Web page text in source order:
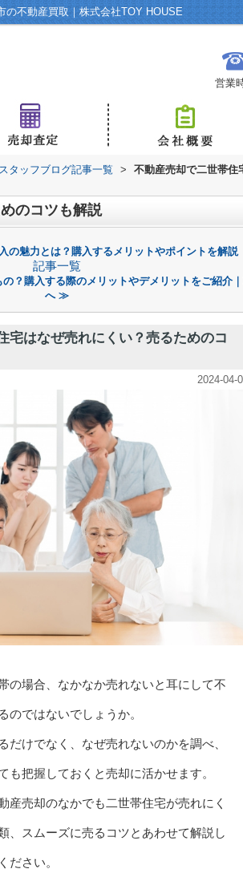
の不動産買取｜株式会社TOY HOUSE
営業
タッフブログ記事一覧 >
不動産売却で二世帯住
のコツも解説
の魅力とは？購入するメリットやポイントを解説
記事一覧
？購入する際のメリットやデメリットをご紹介
へ ≫
宅はなぜ売れにくい？売るためのコ
2024-04-
の場合、なかなか売れないと耳にして不
のではないでしょうか。
だけでなく、なぜ売れないのかを調べ、
も把握しておくと売却に活かせます。
産売却のなかでも二世帯住宅が売れにく
、スムーズに売るコツとあわせて解説し
ださい。